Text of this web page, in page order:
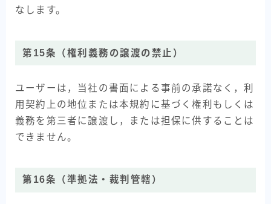
なします。
第15条（権利義務の譲渡の禁止）
ユーザーは，当社の書面による事前の承諾なく，利
用契約上の地位または本規約に基づく権利もしくは
義務を第三者に譲渡し，または担保に供することは
できません。
第16条（準拠法・裁判管轄）